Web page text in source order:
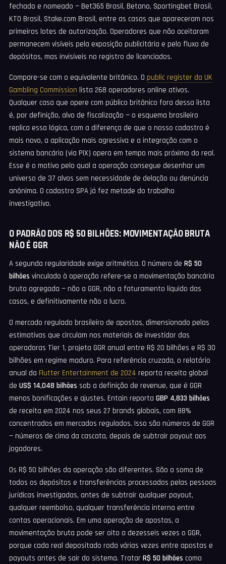
fechado e nomeado — Bet365 Brasil, Betano, Sportingbet Brasil,
KTO Brasil, Stake.com Brasil, entre as casas que apareceram nos
primeiros lotes de autorização. Operadores que não aceitaram
permanecem visíveis pela exposição publicitária e pelo fluxo de
depósitos, mas invisíveis no registro de licenciados.
Compare-se com o equivalente britânico. O public register da UK
Gambling Commission lista 268 operadores online ativos.
Qualquer casa que opere com público britânico fora dessa lista
é, por definição, alvo de fiscalização — o esquema brasileiro
replica essa lógica, com a diferença de que o nosso cadastro é
mais novo, a aplicação mais agressiva e a integração com o
sistema bancário (via PIX) opera em tempo mais próximo do real.
Esse é o motivo pelo qual a operação consegue desenhar um
universo de 37 alvos sem necessidade de delação ou denúncia
anônima. O cadastro SPA já fez metade do trabalho
investigativo.
O PADRÃO DOS R$ 50 BILHÕES: MOVIMENTAÇÃO BRUTA
NÃO É GGR
A segunda regularidade exige aritmética. O número de R$ 50
bilhões vinculado à operação refere-se a movimentação bancária
bruta agregada — não a GGR, não a faturamento líquido das
casas, e definitivamente não a lucro.
O mercado regulado brasileiro de apostas, dimensionado pelas
estimativas que circulam nos materiais de investidor das
operadoras Tier 1, projeta GGR anual entre R$ 20 bilhões e R$ 30
bilhões em regime maduro. Para referência cruzada, o relatório
anual da Flutter Entertainment de 2024 reporta receita global
de US$ 14,048 bilhões sob a definição de revenue, que é GGR
menos bonificações e ajustes. Entain reporta GBP 4,833 bilhões
de receita em 2024 nos seus 27 brands globais, com 88%
concentrados em mercados regulados. Isso são números de GGR
— números de cima da cascata, depois de subtrair payout aos
jogadores.
Os R$ 50 bilhões da operação são diferentes. São a soma de
todos os depósitos e transferências processados pelas pessoas
jurídicas investigadas, antes de subtrair qualquer payout,
qualquer reembolso, qualquer transferência interna entre
contas operacionais. Em uma operação de apostas, a
movimentação bruta pode ser oito a dezesseis vezes o GGR,
porque cada real depositado roda várias vezes entre apostas e
payouts antes de sair do sistema. Tratar R$ 50 bilhões como